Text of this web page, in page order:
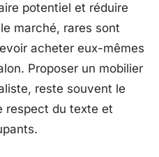
potentiel et réduire
marché, rares sont
acheter eux-mêmes
Proposer un mobilier
reste souvent le
respect du texte et